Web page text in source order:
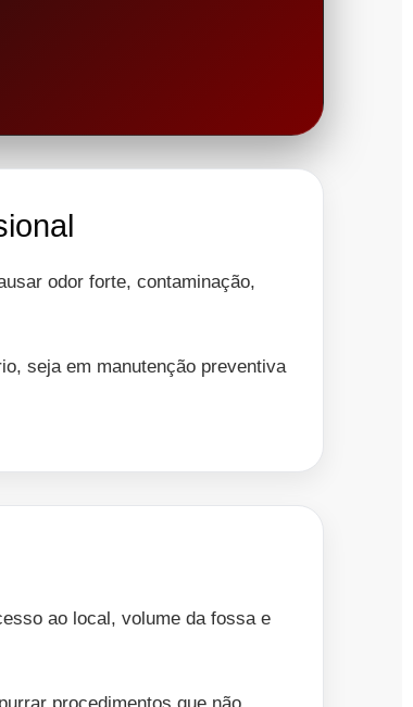
odor forte, contaminação,
seja em manutenção preventiva
ao local, volume da fossa e